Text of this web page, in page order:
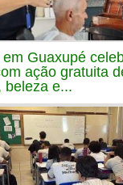
em Guaxupé
ação gratuita
beleza e...